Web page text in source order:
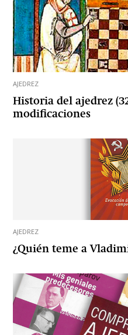
AJEDREZ
Historia del ajedrez
modificaciones
AJEDREZ
¿Quién teme a